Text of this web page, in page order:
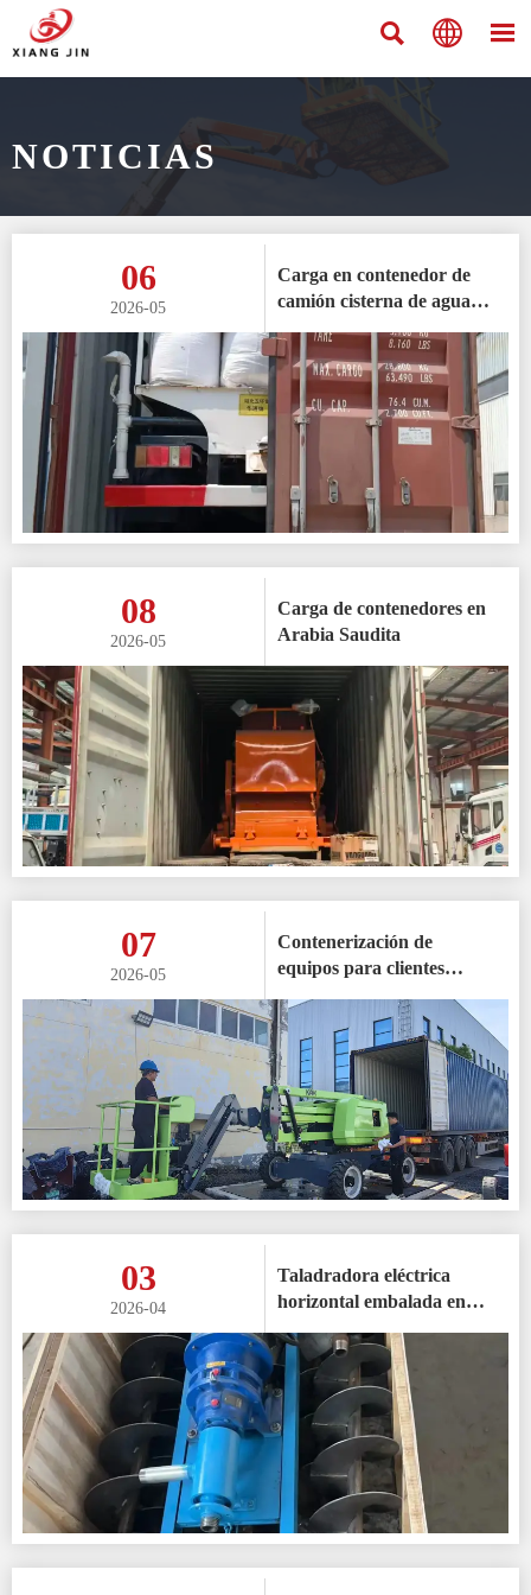
  
NOTICIAS
06
2026-05
Carga en contenedor de
camión cisterna de agua
08
2026-05
Carga de contenedores en
Arabia Saudita
07
2026-05
Contenerización de
equipos para clientes
03
2026-04
Taladradora eléctrica
horizontal embalada en